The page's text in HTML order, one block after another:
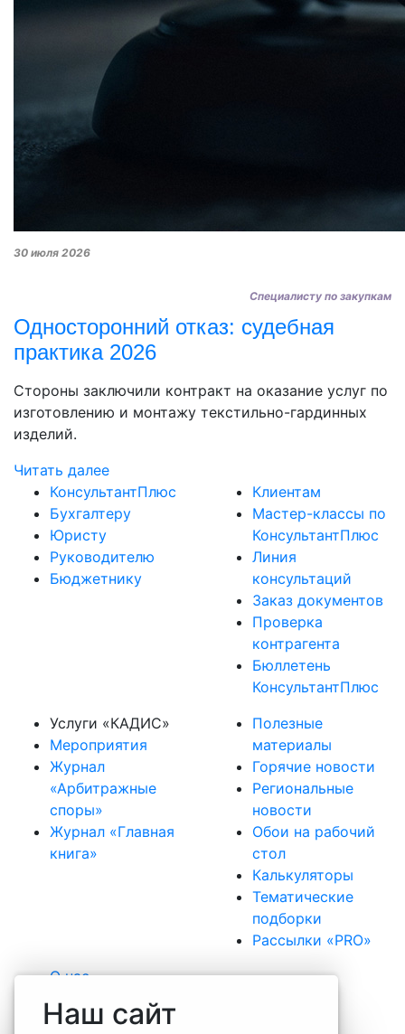
30 июля 2026
Специалисту по закупкам
Односторонний отказ: судебная
практика 2026
Стороны заключили контракт на оказание услуг по
изготовлению и монтажу текстильно-гардинных
изделий.
Читать далее
Наш сайт
КонсультантПлюс
Бухгалтеру
Юристу
Руководителю
Бюджетнику
Клиентам
Мастер-классы по
КонсультантПлюс
Линия
консультаций
Заказ документов
Проверка
контрагента
Бюллетень
КонсультантПлюс
Услуги «КАДИС»
Мероприятия
Журнал
«Арбитражные
споры»
Журнал «Главная
книга»
Полезные
материалы
Горячие новости
Региональные
новости
Обои на рабочий
стол
Калькуляторы
Тематические
подборки
Рассылки «PRO»
О нас
Наша команда
Вакансии